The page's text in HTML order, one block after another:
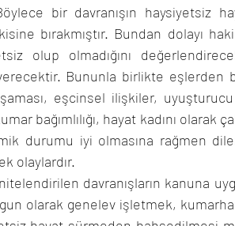
bir davranışın haysiyetsiz
bırakmıştır. Bundan dolayı
olup olmadığını
Bununla birlikte eşlerden
eşcinsel ilişkiler,
bağımlılığı, hayat kadını
durumu iyi olmasına rağmen
olaylardır.
davranışların kanuna
olarak genelev işletmek,